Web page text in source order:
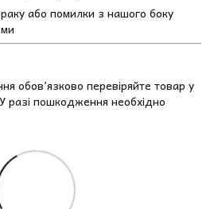
або помилки з нашого боку
обов’язково перевіряйте товар у
разі пошкодження необхідно